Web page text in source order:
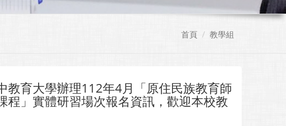
首頁 教學組
教育大學辦理112年4月「原住民族教育師
程」實體研習場次報名資訊，歡迎本校教